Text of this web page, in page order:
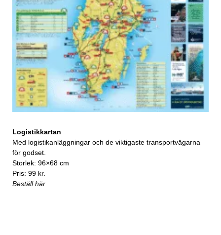
Logistikkartan
Med logistikanläggningar och de viktigaste transportvägarna
för godset.
Storlek: 96×68 cm
Pris: 99 kr.
Beställ här